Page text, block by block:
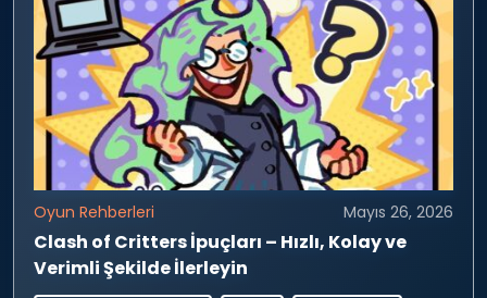
Oyun Rehberleri Mayıs 26, 2026
Clash of Critters İpuçları – Hızlı, Kolay ve
Verimli Şekilde İlerleyin